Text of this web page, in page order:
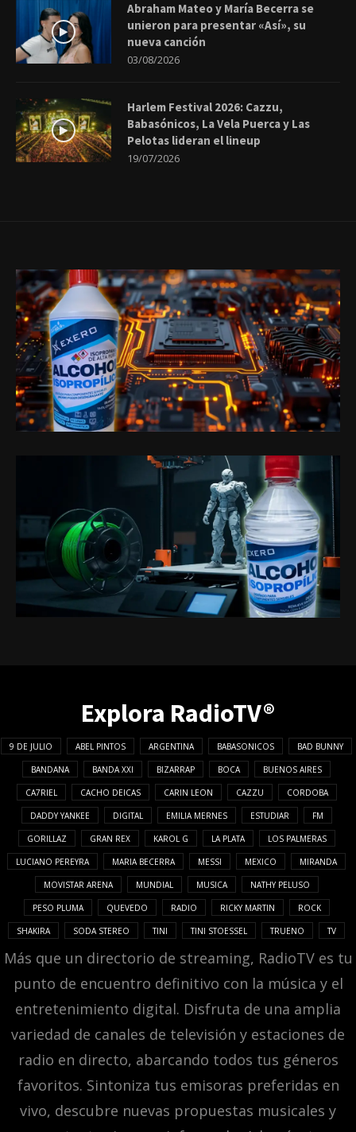
Abraham Mateo y María Becerra se
unieron para presentar «Así», su
nueva canción
03/08/2026
Harlem Festival 2026: Cazzu,
Babasónicos, La Vela Puerca y Las
Pelotas lideran el lineup
19/07/2026
Explora RadioTV®
9 DE JULIO ABEL PINTOS ARGENTINA BABASONICOS BAD BUNNY
BANDANA BANDA XXI BIZARRAP BOCA BUENOS AIRES
CA7RIEL CACHO DEICAS CARIN LEON CAZZU CORDOBA
DADDY YANKEE DIGITAL EMILIA MERNES ESTUDIAR FM
GORILLAZ GRAN REX KAROL G LA PLATA LOS PALMERAS
LUCIANO PEREYRA MARIA BECERRA MESSI MEXICO MIRANDA
MOVISTAR ARENA MUNDIAL MUSICA NATHY PELUSO
PESO PLUMA QUEVEDO RADIO RICKY MARTIN ROCK
SHAKIRA SODA STEREO TINI TINI STOESSEL TRUENO TV
Más que un directorio de streaming, RadioTV es tu
punto de encuentro definitivo con la música y el
entretenimiento digital. Disfruta de una amplia
variedad de canales de televisión y estaciones de
radio en directo, abarcando todos tus géneros
favoritos. Sintoniza tus emisoras preferidas en
vivo, descubre nuevas propuestas musicales y